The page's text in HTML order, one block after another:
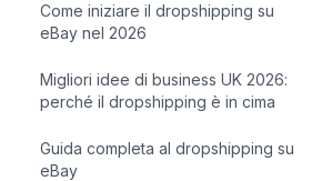
Come iniziare il dropshipping su
eBay nel 2026
Migliori idee di business UK 2026:
perché il dropshipping è in cima
Guida completa al dropshipping su
eBay